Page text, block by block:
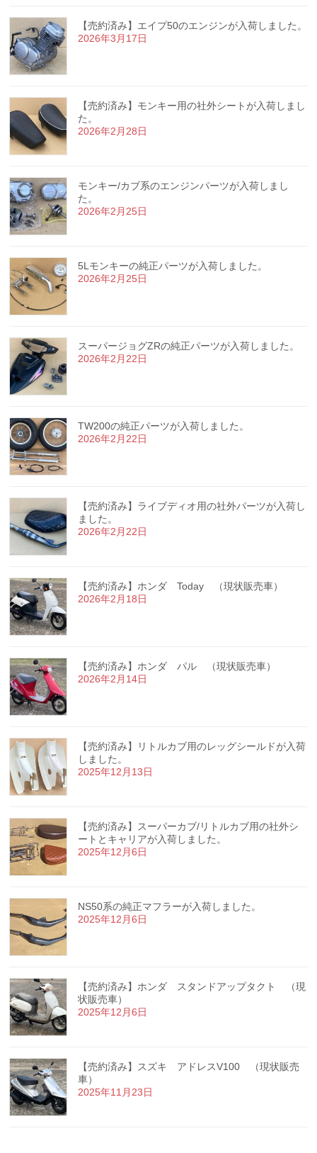
【売約済み】エイプ50のエンジンが入荷しました。
2026年3月17日
【売約済み】モンキー用の社外シートが入荷しまし
た。
2026年2月28日
モンキー/カブ系のエンジンパーツが入荷しまし
た。
2026年2月25日
5Lモンキーの純正パーツが入荷しました。
2026年2月25日
スーパージョグZRの純正パーツが入荷しました。
2026年2月22日
TW200の純正パーツが入荷しました。
2026年2月22日
【売約済み】ライブディオ用の社外パーツが入荷し
ました。
2026年2月22日
【売約済み】ホンダ Today （現状販売車）
2026年2月18日
【売約済み】ホンダ パル （現状販売車）
2026年2月14日
【売約済み】リトルカブ用のレッグシールドが入荷
しました。
2025年12月13日
【売約済み】スーパーカブ/リトルカブ用の社外シ
ートとキャリアが入荷しました。
2025年12月6日
NS50系の純正マフラーが入荷しました。
2025年12月6日
【売約済み】ホンダ スタンドアップタクト （現
状販売車）
2025年12月6日
【売約済み】スズキ アドレスV100 （現状販売
車）
2025年11月23日